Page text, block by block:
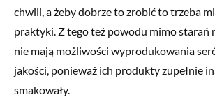
chwili, a żeby dobrze to zrobić to trzeba
praktyki. Z tego też powodu mimo starań
nie mają możliwości wyprodukowania
jakości, ponieważ ich produkty zupełnie
smakowały.